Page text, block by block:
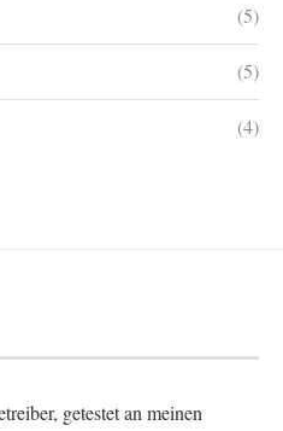
(5)
(5)
(4)
getestet an meinen